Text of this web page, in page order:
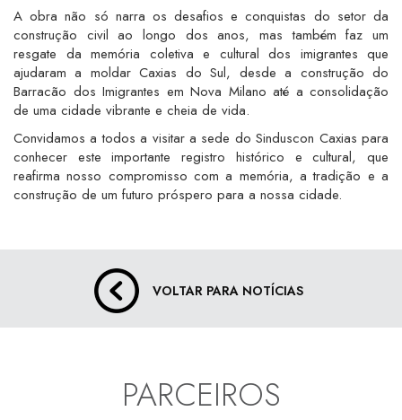
A obra não só narra os desafios e conquistas do setor da
construção civil ao longo dos anos, mas também faz um
resgate da memória coletiva e cultural dos imigrantes que
ajudaram a moldar Caxias do Sul, desde a construção do
Barracão dos Imigrantes em Nova Milano até a consolidação
de uma cidade vibrante e cheia de vida.
Convidamos a todos a visitar a sede do Sinduscon Caxias para
conhecer este importante registro histórico e cultural, que
reafirma nosso compromisso com a memória, a tradição e a
construção de um futuro próspero para a nossa cidade.
VOLTAR PARA NOTÍCIAS
PARCEIROS